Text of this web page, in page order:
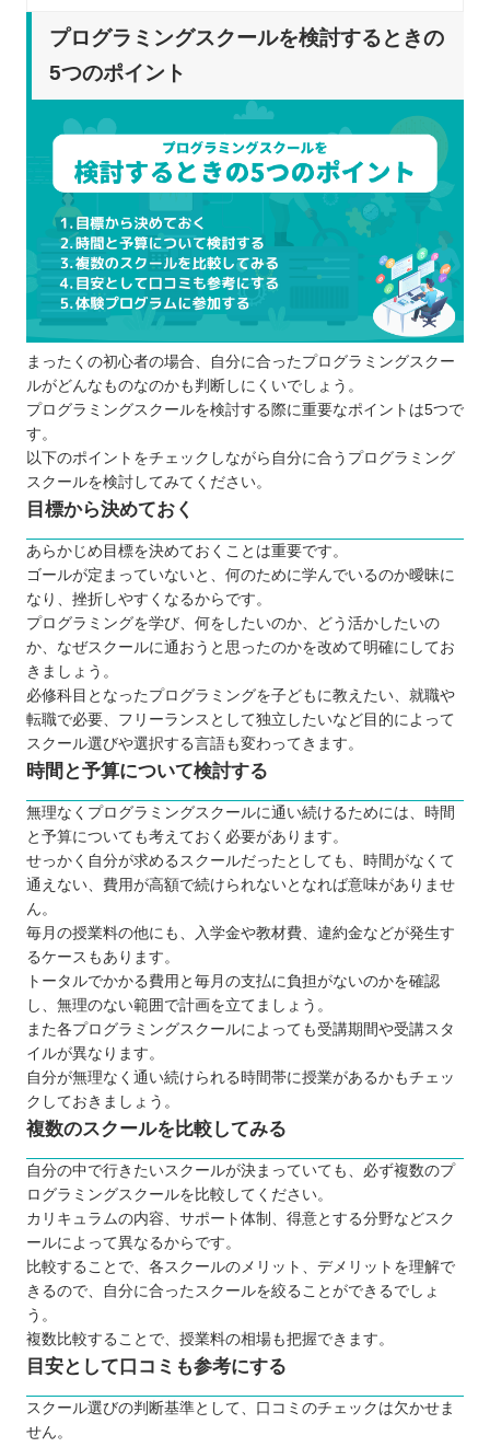
イント
を把握する
サポートの内容を確認する
スケジュール調整のしやすさで比較してみ
る
カリキュラムの充実度もチェックする
トータルでどれくらい費用がかかるのか調
べる
プログラミングスクールに通う4つのメリット
効率良くプログラミングについて学べる
現場で役立つ知識も教えてもらえる
わからない箇所も聞きやすい
プログラミングスクールに通う3つのデメリット
高額な費用がかかりやすい
学習内容が限られている
スケジュール調整が難しい場合も
プログラミング言語は何を学ぶのが良いのか
子ども向け・大人向けプログラミングスクールの違
い
プログラミングスクールにお得に通える制度とは？
プログラミングスクールで挫折しないコツ
【山形】大人向けのおすすめプログラミングスクー
ル7選
DMM WEBCAMP
CodeCamp（コードキャンプ）
TechAcademy（テックアカデミー）
SAMURAI ENGINEER（侍エンジニア）
RUNTEQ（ランテック）
【山形】子ども向けのおすすめプログラミングス
クール6選
トライ式プログラミング教室
QUREOプログラミング教室
プログラミング教室HALLO
デジタネ プログラミング教室
プロクラ
Swimmy（スイミー）
自分にあったスクールを選ぼう
プログラミングスクールを検討するときの
5つのポイント
まったくの初心者の場合、自分に合ったプログラミングスクー
ルがどんなものなのかも判断しにくいでしょう。
プログラミングスクールを検討する際に重要なポイントは5つで
す。
以下のポイントをチェックしながら自分に合うプログラミング
スクールを検討してみてください。
目標から決めておく
あらかじめ目標を決めておくことは重要です。
ゴールが定まっていないと、何のために学んでいるのか曖昧に
なり、挫折しやすくなるからです。
プログラミングを学び、何をしたいのか、どう活かしたいの
か、なぜスクールに通おうと思ったのかを改めて明確にしてお
きましょう。
必修科目となったプログラミングを子どもに教えたい、就職や
転職で必要、フリーランスとして独立したいなど目的によって
スクール選びや選択する言語も変わってきます。
時間と予算について検討する
無理なくプログラミングスクールに通い続けるためには、時間
と予算についても考えておく必要があります。
せっかく自分が求めるスクールだったとしても、時間がなくて
通えない、費用が高額で続けられないとなれば意味がありませ
ん。
毎月の授業料の他にも、入学金や教材費、違約金などが発生す
るケースもあります。
トータルでかかる費用と毎月の支払に負担がないのかを確認
し、無理のない範囲で計画を立てましょう。
また各プログラミングスクールによっても受講期間や受講スタ
イルが異なります。
自分が無理なく通い続けられる時間帯に授業があるかもチェッ
クしておきましょう。
複数のスクールを比較してみる
自分の中で行きたいスクールが決まっていても、必ず複数のプ
ログラミングスクールを比較してください。
カリキュラムの内容、サポート体制、得意とする分野などスク
ールによって異なるからです。
比較することで、各スクールのメリット、デメリットを理解で
きるので、自分に合ったスクールを絞ることができるでしょ
う。
複数比較することで、授業料の相場も把握できます。
目安として口コミも参考にする
スクール選びの判断基準として、口コミのチェックは欠かせま
せん。